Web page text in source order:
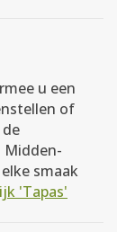
u een
of
Midden-
smaak
'Tapas'